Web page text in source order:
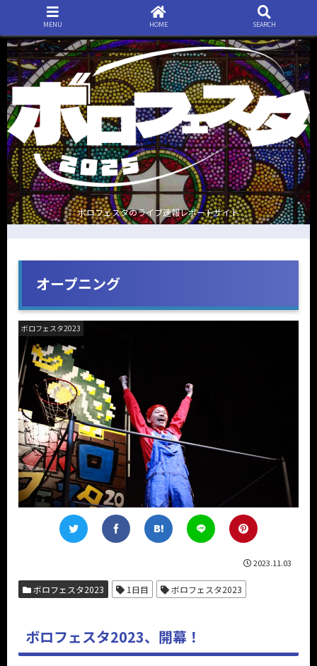
ボロフェスタのライブ速報レポートサイト
オープニング
ボロフェスタ2023
2023.11.03
ボロフェスタ2023 1日目 ボロフェスタ2023
ボロフェスタ2023、開幕！
MENU HOME SEARCH